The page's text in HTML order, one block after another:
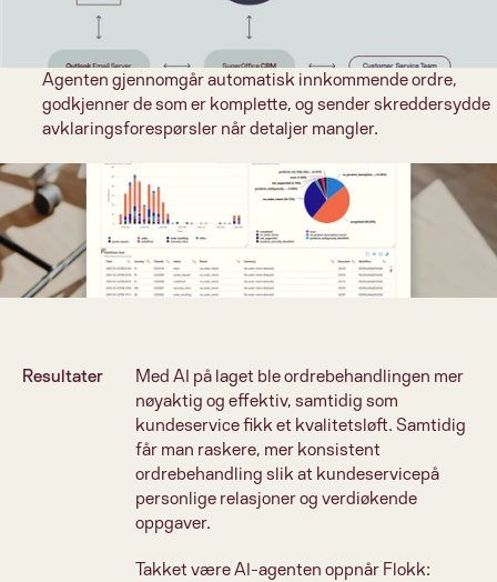
Agenten gjennomgår automatisk innkommende ordre,
godkjenner de som er komplette, og sender skreddersydde
avklaringsforespørsler når detaljer mangler.
Resultater
Med AI på laget ble ordrebehandlingen mer
nøyaktig og effektiv, samtidig som
kundeservice fikk et kvalitetsløft. Samtidig
får man raskere, mer konsistent
ordrebehandling slik at kundeservicepå
personlige relasjoner og verdiøkende
oppgaver.
Takket være AI-agenten oppnår Flokk: